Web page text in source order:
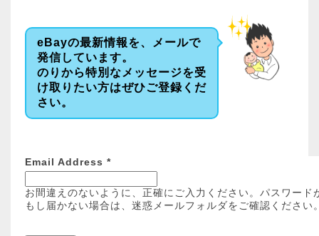
eBayの最新情報を、メールで
発信しています。
のりから特別なメッセージを受
け取りたい方はぜひご登録くだ
さい。
Email Address *
お間違えのないように、正確にご入力ください。パスワード
もし届かない場合は、迷惑メールフォルダをご確認ください